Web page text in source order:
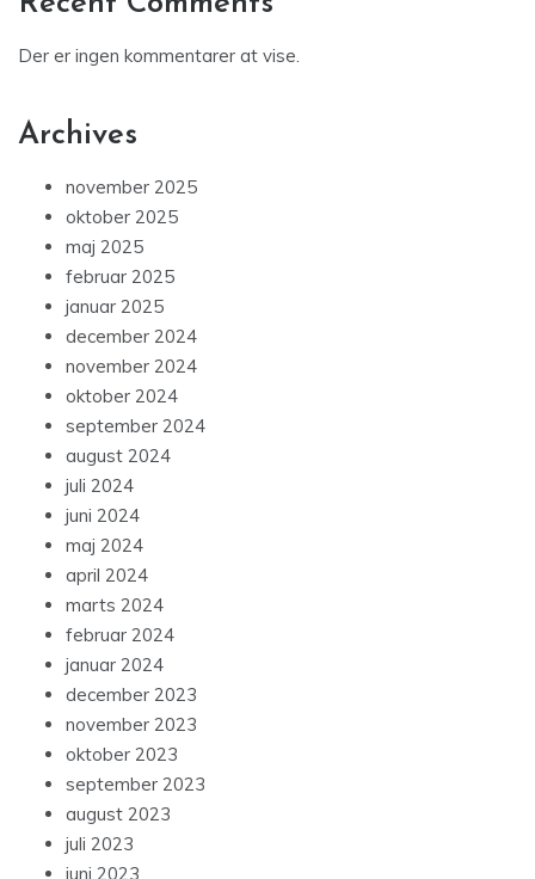
Der er ingen kommentarer at vise.
Archives
november 2025
oktober 2025
maj 2025
februar 2025
januar 2025
december 2024
november 2024
oktober 2024
september 2024
august 2024
juli 2024
juni 2024
maj 2024
april 2024
marts 2024
februar 2024
januar 2024
december 2023
november 2023
oktober 2023
september 2023
august 2023
juli 2023
juni 2023